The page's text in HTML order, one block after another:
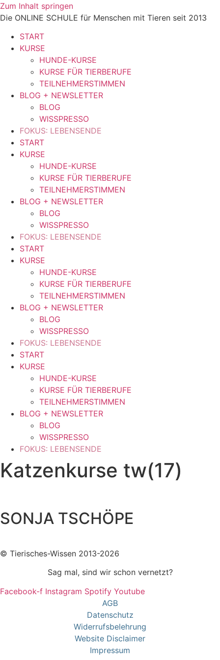
Zum Inhalt springen
Die ONLINE SCHULE für Menschen mit Tieren seit 2013
START
KURSE
HUNDE-KURSE
KURSE FÜR TIERBERUFE
TEILNEHMERSTIMMEN
BLOG + NEWSLETTER
BLOG
WISSPRESSO
FOKUS: LEBENSENDE
START
KURSE
HUNDE-KURSE
KURSE FÜR TIERBERUFE
TEILNEHMERSTIMMEN
BLOG + NEWSLETTER
BLOG
WISSPRESSO
FOKUS: LEBENSENDE
START
KURSE
HUNDE-KURSE
KURSE FÜR TIERBERUFE
TEILNEHMERSTIMMEN
BLOG + NEWSLETTER
BLOG
WISSPRESSO
FOKUS: LEBENSENDE
START
KURSE
HUNDE-KURSE
KURSE FÜR TIERBERUFE
TEILNEHMERSTIMMEN
BLOG + NEWSLETTER
BLOG
WISSPRESSO
FOKUS: LEBENSENDE
Katzenkurse tw(17)
SONJA TSCHÖPE
© Tierisches-Wissen 2013-2026
Sag mal, sind wir schon vernetzt?
Facebook-f Instagram Spotify Youtube
AGB
Datenschutz
Widerrufsbelehrung
Website Disclaimer
Impressum